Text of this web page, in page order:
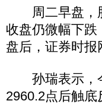
周二早盘，股
收盘仍微幅下跌
盘后，证券时
孙瑞表示，今
2960.2点后触